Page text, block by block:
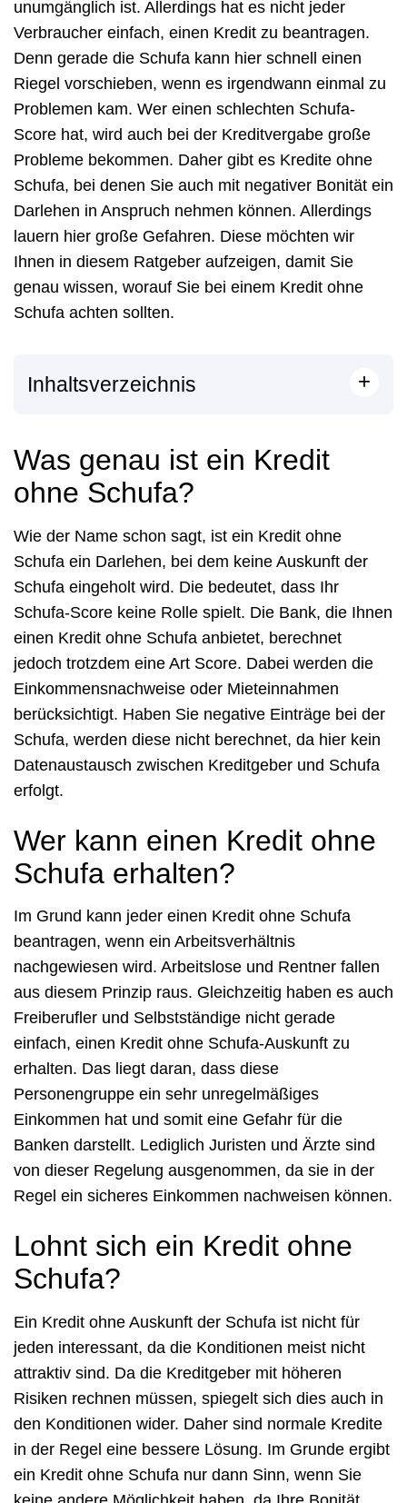
unumgänglich ist. Allerdings hat es nicht jeder
Verbraucher einfach, einen Kredit zu beantragen.
Denn gerade die Schufa kann hier schnell einen
Riegel vorschieben, wenn es irgendwann einmal zu
Problemen kam. Wer einen schlechten Schufa-
Score hat, wird auch bei der Kreditvergabe große
Probleme bekommen. Daher gibt es Kredite ohne
Schufa, bei denen Sie auch mit negativer Bonität ein
Darlehen in Anspruch nehmen können. Allerdings
lauern hier große Gefahren. Diese möchten wir
Ihnen in diesem Ratgeber aufzeigen, damit Sie
genau wissen, worauf Sie bei einem Kredit ohne
Schufa achten sollten.
Inhaltsverzeichnis +
Was genau ist ein Kredit
ohne Schufa?
Wie der Name schon sagt, ist ein Kredit ohne
Schufa ein Darlehen, bei dem keine Auskunft der
Schufa eingeholt wird. Die bedeutet, dass Ihr
Schufa-Score keine Rolle spielt. Die Bank, die Ihnen
einen Kredit ohne Schufa anbietet, berechnet
jedoch trotzdem eine Art Score. Dabei werden die
Einkommensnachweise oder Mieteinnahmen
berücksichtigt. Haben Sie negative Einträge bei der
Schufa, werden diese nicht berechnet, da hier kein
Datenaustausch zwischen Kreditgeber und Schufa
erfolgt.
Wer kann einen Kredit ohne
Schufa erhalten?
Im Grund kann jeder einen Kredit ohne Schufa
beantragen, wenn ein Arbeitsverhältnis
nachgewiesen wird. Arbeitslose und Rentner fallen
aus diesem Prinzip raus. Gleichzeitig haben es auch
Freiberufler und Selbstständige nicht gerade
einfach, einen Kredit ohne Schufa-Auskunft zu
erhalten. Das liegt daran, dass diese
Personengruppe ein sehr unregelmäßiges
Einkommen hat und somit eine Gefahr für die
Banken darstellt. Lediglich Juristen und Ärzte sind
von dieser Regelung ausgenommen, da sie in der
Regel ein sicheres Einkommen nachweisen können.
Lohnt sich ein Kredit ohne
Schufa?
Ein Kredit ohne Auskunft der Schufa ist nicht für
jeden interessant, da die Konditionen meist nicht
attraktiv sind. Da die Kreditgeber mit höheren
Risiken rechnen müssen, spiegelt sich dies auch in
den Konditionen wider. Daher sind normale Kredite
in der Regel eine bessere Lösung. Im Grunde ergibt
ein Kredit ohne Schufa nur dann Sinn, wenn Sie